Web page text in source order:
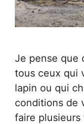
Je pense que
tous ceux qui
lapin ou qui
conditions de
faire